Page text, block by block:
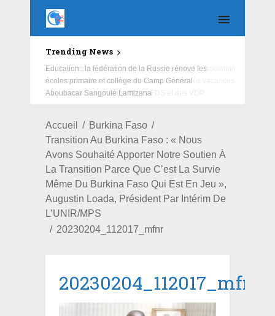
Trending News
Education : la fédération de la Russie rénove les
écoles primaire et collège du Camp Général
Aboubacar Sangoulé Lamizana
Accueil
Burkina Faso
Transition Au Burkina Faso : « Nous
Avons Souhaité Apporter Notre Soutien À
La Transition Parce Que C’est La Survie
Même Du Burkina Faso Qui Est En Jeu »,
Augustin Loada, Président Par Intérim De
L’UNIR/MPS
20230204_112017_mfnr
20230204_112017_mfnr